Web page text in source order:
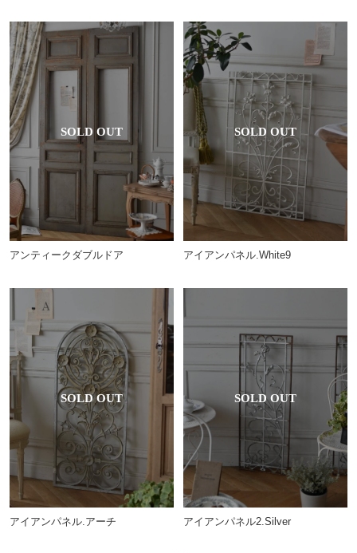
アンティークダブルドア アイアンパネル.White9
アイアンパネル.アーチ アイアンパネル2.Silver